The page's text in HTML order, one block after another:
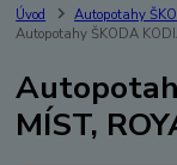
Úvod Autopotahy
Autopotahy ŠKODA
MÍST,